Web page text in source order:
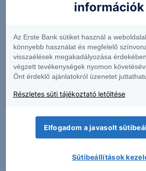
Lejárat előtti visszaváltás esetén
Üzleti díjjegyzék tartalmazza.
esetén a díjakat a megbízott
hatályos Díjjegyzéke határozza
Kockázati tényezők
az értékpapírra az angol jog
a lejáratkori érték kifizetéséért
Kibocsátója, a BNP Paribas
úgy a lejáratkori érték kifizetése
információk
Az Erste Bank sütiket használ a
könnyebb használat és megfelelő
visszaélések megakadályozása
végzett tevékenységek nyomon
Önt érdeklő ajánlatokról üzenetet
Részletes süti tájékoztató letöltése
Elfogadom a javasolt
Sütibeállítások